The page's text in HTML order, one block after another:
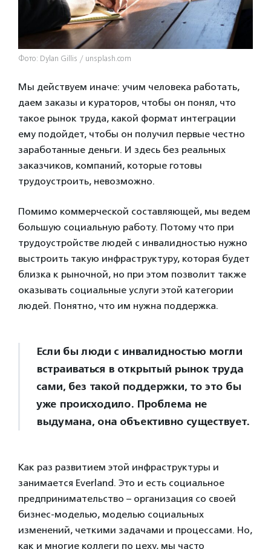
Фото: Dylan Gillis / unsplash.com
Мы действуем иначе: учим человека работать,
даем заказы и кураторов, чтобы он понял, что
такое рынок труда, какой формат интеграции
ему подойдет, чтобы он получил первые честно
заработанные деньги. И здесь без реальных
заказчиков, компаний, которые готовы
трудоустроить, невозможно.
Помимо коммерческой составляющей, мы ведем
большую социальную работу. Потому что при
трудоустройстве людей с инвалидностью нужно
выстроить такую инфраструктуру, которая будет
близка к рыночной, но при этом позволит также
оказывать социальные услуги этой категории
людей. Понятно, что им нужна поддержка.
Если бы люди с инвалидностью могли
встраиваться в открытый рынок труда
сами, без такой поддержки, то это бы
уже происходило. Проблема не
выдумана, она объективно существует.
Как раз развитием этой инфраструктуры и
занимается Everland. Это и есть социальное
предпринимательство – организация со своей
бизнес-моделью, моделью социальных
изменений, четкими задачами и процессами. Но,
как и многие коллеги по цеху, мы часто